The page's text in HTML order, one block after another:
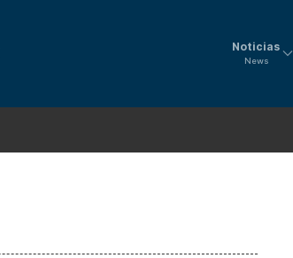
Noticias
News